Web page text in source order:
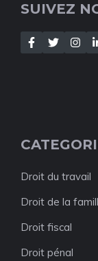
SUIVEZ
Droit du travail
Droit de la
Droit fiscal
Droit pénal